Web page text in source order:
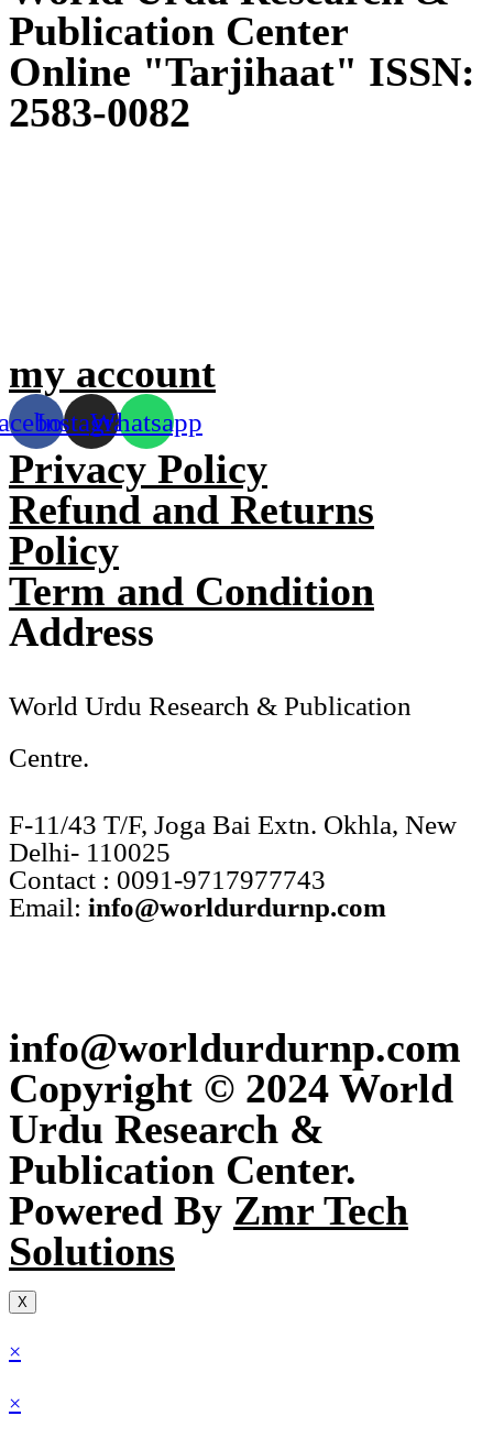
Publication Center
Online "Tarjihaat" ISSN:
2583-0082
my account
InstagramWhatsapp
Privacy Policy
Refund and Returns
Policy
Term and Condition
Address
World Urdu Research & Publication
Centre.
F-11/43 T/F, Joga Bai Extn. Okhla, New
Delhi- 110025
Contact : 0091-9717977743
Email: info@worldurdurnp.com
info@worldurdurnp.com
Copyright © 2024 World
Urdu Research &
Publication Center.
Powered By Zmr Tech
Solutions
X
×
×